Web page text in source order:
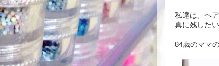
私達は、ヘ
真に残した
84歳のママ